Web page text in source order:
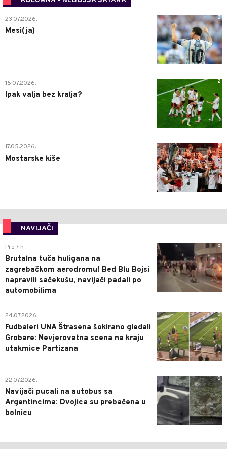
0
23.07.2026.
Mesi(ja)
2
15.07.2026.
Ipak valja bez kralja?
0
17.05.2026.
Mostarske kiše
NAVIJAČI
0
Pre 7 h
Brutalna tuča huligana na
zagrebačkom aerodromu! Bed Blu Bojsi
napravili sačekušu, navijači padali po
automobilima
0
24.07.2026.
Fudbaleri UNA Štrasena šokirano gledali
Grobare: Nevjerovatna scena na kraju
utakmice Partizana
0
22.07.2026.
Navijači pucali na autobus sa
Argentincima: Dvojica su prebačena u
bolnicu